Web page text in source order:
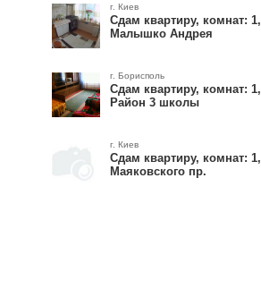
г. Киев
Сдам квартиру, комнат: 1,
Малышко Андрея
г. Борисполь
Сдам квартиру, комнат: 1,
Район 3 школы
г. Киев
Сдам квартиру, комнат: 1,
Маяковского пр.